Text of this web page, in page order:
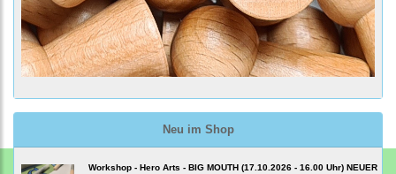
Neu im Shop
Workshop - Hero Arts - BIG MOUTH (17.10.2026 - 16.00 Uhr) NEUER